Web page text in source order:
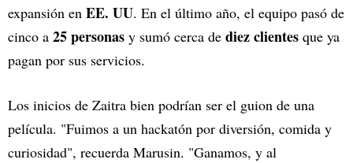
expansión en EE. UU. En el último año, el equipo pasó de
cinco a 25 personas y sumó cerca de diez clientes que ya
pagan por sus servicios.
Los inicios de Zaitra bien podrían ser el guion de una
película. "Fuimos a un hackatón por diversión, comida y
curiosidad", recuerda Marusin. "Ganamos, y al